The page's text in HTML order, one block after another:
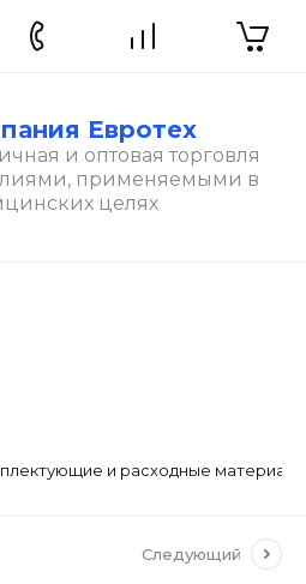
Евротех
и оптовая торговля
применяемыми в
целях
и расходные материалы
Следующий